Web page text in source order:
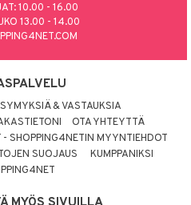
10.00 - 16.00
13.00 - 14.00
& VASTAUKSIA
OTA YHTEYTTÄ
- SHOPPING4NETIN MYYNTIEHDOT
SUOJAUS
KUMPPANIKSI